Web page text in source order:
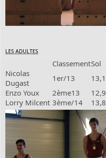
LES ADULTES
ClassementSol
Nicolas
Dugast
1er/13 13,1
Enzo Youx
2ème13 12,9
Lorry Milcent 3ème/14 13,8